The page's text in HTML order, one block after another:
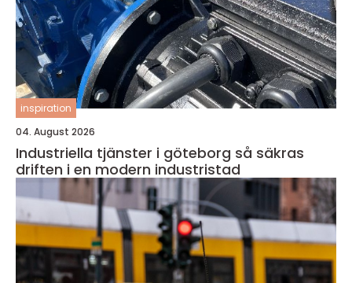
inspiration
04. August 2026
Industriella tjänster i göteborg så säkras
driften i en modern industristad